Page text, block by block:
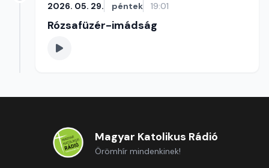
2026. 05. 29. péntek 19:01
Rózsafüzér-imádság
Magyar Katolikus Rádió
Örömhír mindenkinek!